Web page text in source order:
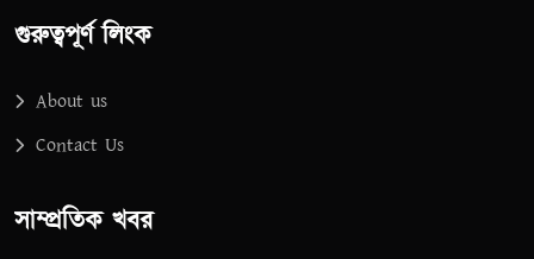
গুরুত্বপূর্ণ লিংক
About us
Contact Us
সাম্প্রতিক খবর